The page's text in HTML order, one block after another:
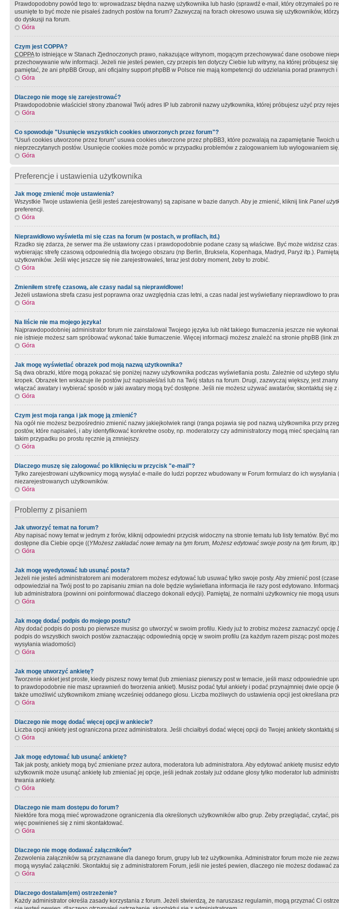
Prawdopodobny powód tego to: wprowadzasz błędna nazwę użytkownika lub hasło (sprawdź e-mail, który otrzymałeś
usunięte to być może nie pisałeś żadnych postów na forum? Zazwyczaj na forach okresowo usuwa się użytkowników,
do dyskusji na forum.
Góra
Czym jest COPPA?
COPPAto istniejące w Stanach Zjednoczonych prawo, nakazujące witrynom, mogącym przechowywać dane osobowe
przechowywanie w/w informacji. Jeżeli nie jesteś pewien, czy przepis ten dotyczy Ciebie lub witryny, na której próbujesz
pamiętać, że ani phpBB Group, ani oficjalny support phpBB w Polsce nie mają kompetencji do udzielania porad prawnych
Góra
Dlaczego nie mogę się zarejestrować?
Prawdopodobnie właściciel strony zbanował Twój adres IP lub zabronił nazwy użytkownika, której próbujesz użyć przy
Góra
Co spowoduje "Usunięcie wszystkich cookies utworzonych przez forum"?
“Usuń cookies utworzone przez forum” usuwa cookies utworzone przez phpBB3, które pozwalają na zapamiętanie
nieprzeczytanych postów. Usunięcie cookies może pomóc w przypadku problemów z zalogowaniem lub wylogowaniem się.
Góra
Preferencje i ustawienia użytkownika
Jak mogę zmienić moje ustawienia?
Wszystkie Twoje ustawienia (jeśli jesteś zarejestrowany) są zapisane w bazie danych. Aby je zmienić, kliknij link Panel
preferencji.
Góra
Nieprawidłowo wyświetla mi się czas na forum (w postach, w profilach, itd.)
Rzadko się zdarza, że serwer ma źle ustawiony czas i prawdopodobnie podane czasy są właściwe. Być może widzisz
wybierając strefę czasową odpowiednią dla twojego obszaru (np Berlin, Bruksela, Kopenhaga, Madryd, Paryż itp.).
użytkowników. Jeśli więc jeszcze się nie zarejestrowałeś, teraz jest dobry moment, żeby to zrobić.
Góra
Zmieniłem strefę czasową, ale czasy nadal są nieprawidłowe!
Jeżeli ustawiona strefa czasu jest poprawna oraz uwzględnia czas letni, a czas nadal jest wyświetlany nieprawdłowo to
Góra
Na liście nie ma mojego języka!
Najprawdopodobniej administrator forum nie zainstalował Twojego języka lub nikt takiego tłumaczenia jeszcze nie
nie istnieje możesz sam spróbować wykonać takie tłumaczenie. Więcej informacji możesz znaleźć na stronie phpBB (link
Góra
Jak mogę wyświetlać obrazek pod moją nazwą użytkownika?
Są dwa obrazki, które mogą pokazać się poniżej nazwy użytkownika podczas wyświetlania postu. Zależnie od użytego
kropek. Obrazek ten wskazuje ile postów już napisałeś/aś lub na Twój status na forum. Drugi, zazwyczaj większy, jest
włączać awatary i wybierać sposób w jaki awatary mogą być dostępne. Jeśli nie możesz używać awatarów, skontaktuj się
Góra
Czym jest moja ranga i jak mogę ją zmienić?
Na ogół nie możesz bezpośrednio zmienić nazwy jakiejkolwiek rangi (ranga pojawia się pod nazwą użytkownika przy
postów, które napisałeś, i aby identyfikować konkretne osoby, np. moderatorzy czy administratorzy mogą mieć specjalną
takim przypadku po prostu ręcznie ją zmniejszy.
Góra
Dlaczego muszę się zalogować po kliknięciu w przycisk "e-mail"?
Tylko zarejestrowani użytkownicy mogą wysyłać e-maile do ludzi poprzez wbudowany w Forum formularz do ich
niezarejestrowanych użytkowników.
Góra
Problemy z pisaniem
Jak utworzyć temat na forum?
Aby napisać nowy temat w jednym z forów, kliknij odpowiedni przycisk widoczny na stronie tematu lub listy tematów. Być
dostępne dla Ciebie opcje ((YMożesz zakładać nowe tematy na tym forum, Możesz edytować swoje posty na tym forum, itp.
Góra
Jak mogę wyedytować lub usunąć posta?
Jeżeli nie jesteś administratorem ani moderatorem możesz edytować lub usuwać tylko swoje posty. Aby zmienić post
odpowiedział na Twój post to po zapisaniu zmian na dole będzie wyświetlana informacja ile razy post edytowano.
lub administratora (powinni oni poinformować dlaczego dokonali edycji). Pamiętaj, że normalni użytkownicy nie mogą
Góra
Jak mogę dodać podpis do mojego postu?
Aby dodać podpis do postu po pierwsze musisz go utworzyć w swoim profilu. Kiedy już to zrobisz możesz zaznaczyć opcję
podpis do wszystkich swoich postów zaznaczając odpowiednią opcję w swoim profilu (za każdym razem pisząc post
wysyłania wiadomości)
Góra
Jak mogę utworzyć ankietę?
Tworzenie ankiet jest proste, kiedy piszesz nowy temat (lub zmieniasz pierwszy post w temacie, jeśli masz odpowiednie
to prawdopodobnie nie masz uprawnień do tworzenia ankiet). Musisz podać tytuł ankiety i podać przynajmniej dwie
także umożliwić użytkownikom zmianę wcześniej oddanego głosu. Liczba możliwych do ustawienia opcji jest określana
Góra
Dlaczego nie mogę dodać więcej opcji w ankiecie?
Liczba opcji ankiety jest ograniczona przez administratora. Jeśli chciałbyś dodać więcej opcji do Twojej ankiety skontaktuj
Góra
Jak mogę edytować lub usunąć ankietę?
Tak jak posty, ankiety mogą być zmieniane przez autora, moderatora lub administratora. Aby edytować ankietę musisz
użytkownik może usunąć ankietę lub zmieniać jej opcje, jeśli jednak zostały już oddane głosy tylko moderator lub
trwania ankiety.
Góra
Dlaczego nie mam dostępu do forum?
Niektóre fora mogą mieć wprowadzone ograniczenia dla określonych użytkowników albo grup. Żeby przeglądać, czytać,
więc powinieneś się z nimi skontaktować.
Góra
Dlaczego nie mogę dodawać załączników?
Zezwolenia załączników są przyznawane dla danego forum, grupy lub też użytkownika. Administrator forum może nie
mogą wysyłać załączniki. Skontaktuj się z administratorem Forum, jeśli nie jesteś pewien, dlaczego nie możesz dodawać
Góra
Dlaczego dostałam(em) ostrzeżenie?
Każdy administrator określa zasady korzystania z forum. Jeżeli stwierdzą, że naruszasz regulamin, mogą przyznać Ci